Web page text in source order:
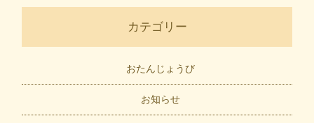
カテゴリー
おたんじょうび
お知らせ